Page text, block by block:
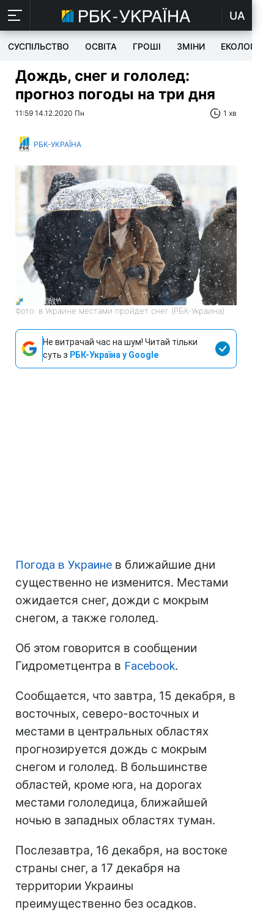
UA
СУСПІЛЬСТВО ОСВІТА ГРОШІ ЗМІНИ ЕКОЛОГІЯ
Дождь, снег и гололед:
прогноз погоды на три дня
11:59 14.12.2020 Пн 1 хв
РБК-УКРАЇНА
Фото: в Украине местами пройдет снег (РБК-Украина)
Не витрачай час на шум! Читай тільки
суть з РБК-Україна у Google
Погода в Украине в ближайшие дни
существенно не изменится. Местами
ожидается снег, дожди с мокрым
снегом, а также гололед.
Об этом говорится в сообщении
Гидрометцентра в Facebook.
Сообщается, что завтра, 15 декабря, в
восточных, северо-восточных и
местами в центральных областях
прогнозируется дождь с мокрым
снегом и гололед. В большинстве
областей, кроме юга, на дорогах
местами гололедица, ближайшей
ночью в западных областях туман.
Послезавтра, 16 декабря, на востоке
страны снег, а 17 декабря на
территории Украины
преимущественно без осадков.